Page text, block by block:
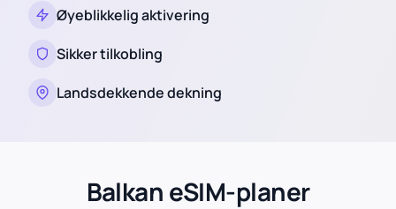
Øyeblikkelig aktivering
Sikker tilkobling
Landsdekkende dekning
Balkan eSIM-planer